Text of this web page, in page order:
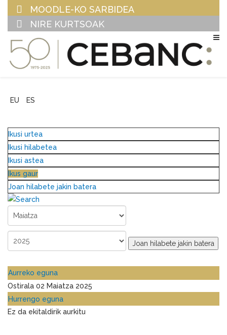
MOODLE-KO SARBIDEA
NIRE KURTSOAK
EU ES
Ikusi urtea
Ikusi hilabetea
Ikusi astea
Ikus gaur
Joan hilabete jakin batera
Joan hilabete jakin batera
Aurreko eguna
Ostirala 02 Maiatza 2025
Hurrengo eguna
Ez da ekitaldirik aurkitu